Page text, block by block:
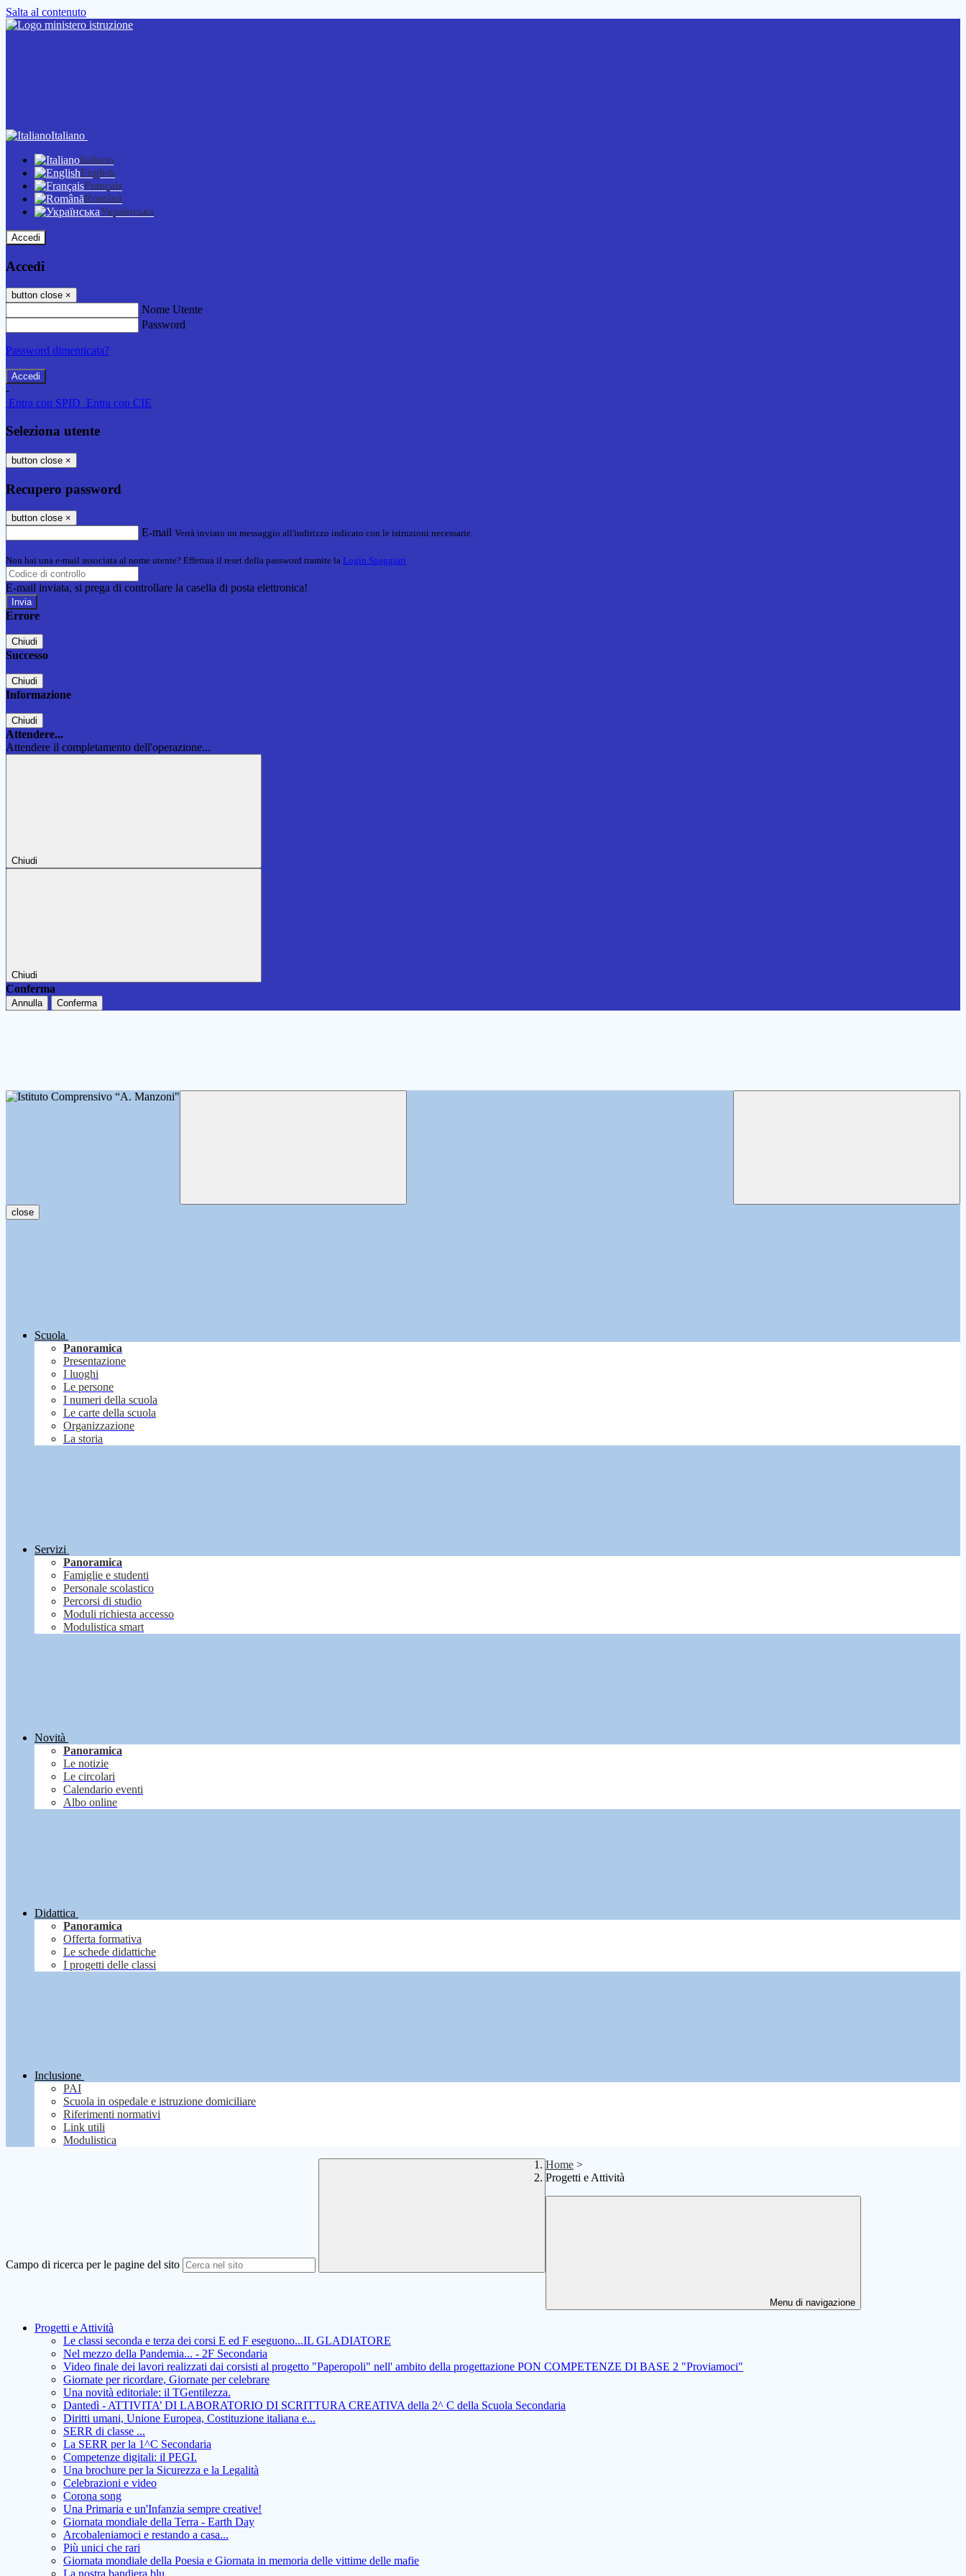
Salta al contenuto
Italiano
Italiano
English
Français
Română
Українська
Accedi
Accedi
button close ×
Nome Utente
Password
Password dimenticata?
-
Entra con SPID Entra con CIE
Seleziona utente
button close ×
Recupero password
button close ×
E-mail Verrà inviato un messaggio all'indirizzo indicato con le istruzioni necessarie.
Non hai una e-mail associata al nome utente? Effettua il reset della password tramite la Login Spaggiari
E-mail inviata, si prega di controllare la casella di posta elettronica!
Errore
Chiudi
Successo
Chiudi
Informazione
Chiudi
Attendere...
Attendere il completamento dell'operazione...
Chiudi
Chiudi
Conferma
Annulla Conferma
close
Scuola
Panoramica
Presentazione
I luoghi
Le persone
I numeri della scuola
Le carte della scuola
Organizzazione
La storia
Servizi
Panoramica
Famiglie e studenti
Personale scolastico
Percorsi di studio
Moduli richiesta accesso
Modulistica smart
Novità
Panoramica
Le notizie
Le circolari
Calendario eventi
Albo online
Didattica
Panoramica
Offerta formativa
Le schede didattiche
I progetti delle classi
Inclusione
PAI
Scuola in ospedale e istruzione domiciliare
Riferimenti normativi
Link utili
Modulistica
Campo di ricerca per le pagine del sito
Home >
Progetti e Attività
Menu di navigazione
Progetti e Attività
Le classi seconda e terza dei corsi E ed F eseguono...IL GLADIATORE
Nel mezzo della Pandemia... - 2F Secondaria
Video finale dei lavori realizzati dai corsisti al progetto "Paperopoli" nell' ambito della progettazione PON COMPETENZE DI BASE 2 "Proviamoci"
Giornate per ricordare, Giornate per celebrare
Una novità editoriale: il TGentilezza.
Dantedì - ATTIVITA’ DI LABORATORIO DI SCRITTURA CREATIVA della 2^ C della Scuola Secondaria
Diritti umani, Unione Europea, Costituzione italiana e...
SERR di classe ...
La SERR per la 1^C Secondaria
Competenze digitali: il PEGI.
Una brochure per la Sicurezza e la Legalità
Celebrazioni e video
Corona song
Una Primaria e un'Infanzia sempre creative!
Giornata mondiale della Terra - Earth Day
Arcobaleniamoci e restando a casa...
Più unici che rari
Giornata mondiale della Poesia e Giornata in memoria delle vittime delle mafie